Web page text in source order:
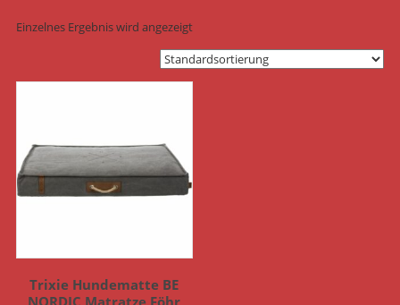
Einzelnes Ergebnis wird angezeigt
Trixie Hundematte BE
NORDIC Matratze Föhr